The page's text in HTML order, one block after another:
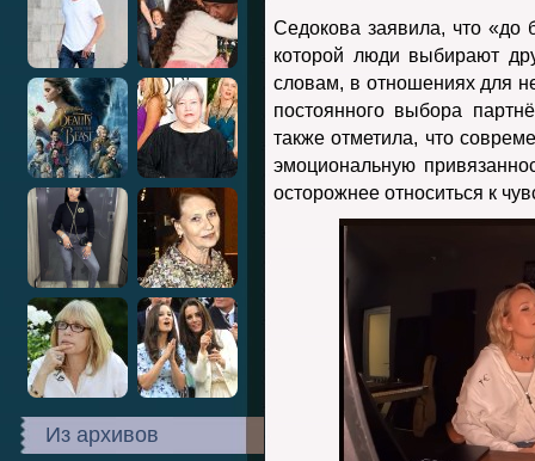
Из архивов
Седокова заявила, что «до
которой люди выбирают
словам, в отношениях для
постоянного выбора
также отметила, что
эмоциональную
осторожнее относиться к